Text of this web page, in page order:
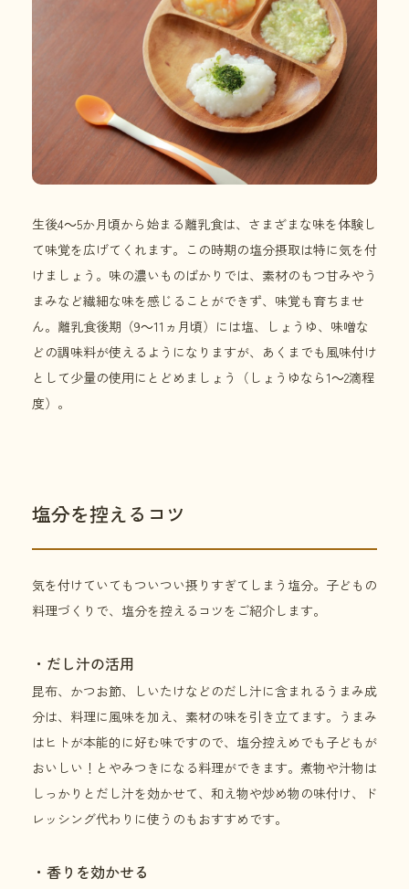
生後4～5か月頃から始まる離乳食は、さまざまな味を体験し
て味覚を広げてくれます。この時期の塩分摂取は特に気を付
けましょう。味の濃いものばかりでは、素材のもつ甘みやう
まみなど繊細な味を感じることができず、味覚も育ちませ
ん。離乳食後期（9～11ヵ月頃）には塩、しょうゆ、味噌な
どの調味料が使えるようになりますが、あくまでも風味付け
として少量の使用にとどめましょう（しょうゆなら1～2滴程
度）。
塩分を控えるコツ
気を付けていてもついつい摂りすぎてしまう塩分。子どもの
料理づくりで、塩分を控えるコツをご紹介します。
・だし汁の活用
昆布、かつお節、しいたけなどのだし汁に含まれるうまみ成
分は、料理に風味を加え、素材の味を引き立てます。うまみ
はヒトが本能的に好む味ですので、塩分控えめでも子どもが
おいしい！とやみつきになる料理ができます。煮物や汁物は
しっかりとだし汁を効かせて、和え物や炒め物の味付け、ド
レッシング代わりに使うのもおすすめです。
・香りを効かせる